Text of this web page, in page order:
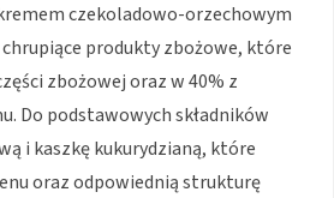
czekoladowo-orzechowym
produkty zbożowe, które
zbożowej oraz w 40% z
Do podstawowych składników
i kaszkę kukurydzianą, które
oraz odpowiednią strukturę